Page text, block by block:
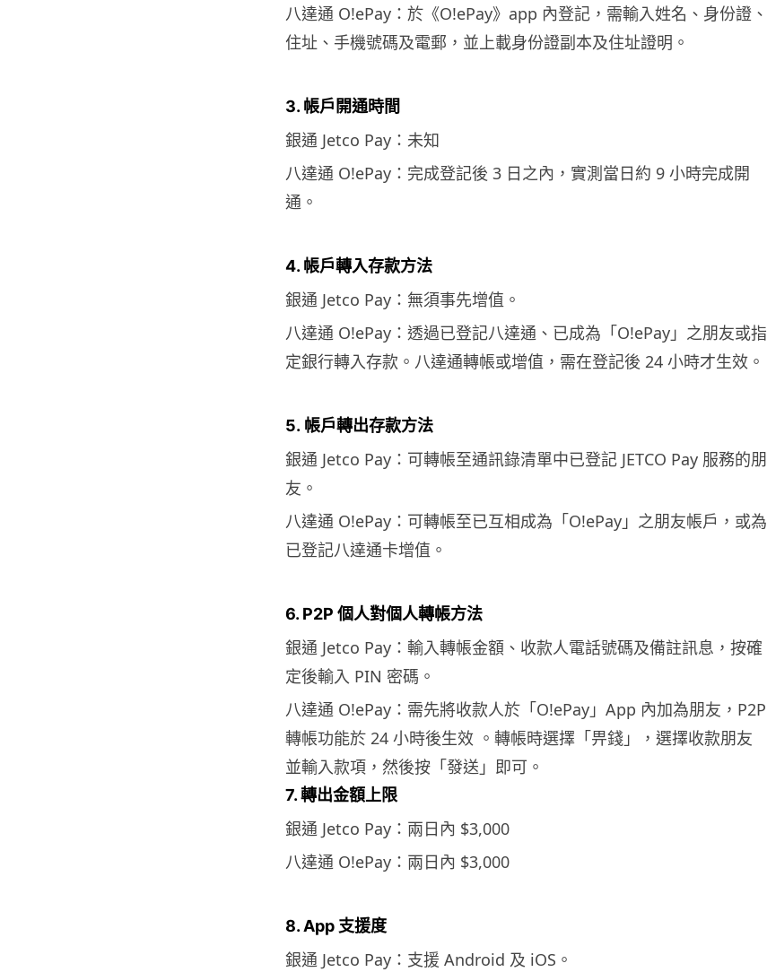
八達通 O!ePay：於《O!ePay》app 內登記，需輸入姓名、身份證、
住址、手機號碼及電郵，並上載身份證副本及住址證明。
3. 帳戶開通時間
銀通 Jetco Pay：未知
八達通 O!ePay：完成登記後 3 日之內，實測當日約 9 小時完成開
通。
4. 帳戶轉入存款方法
銀通 Jetco Pay：無須事先增值。
八達通 O!ePay：透過已登記八達通、已成為「O!ePay」之朋友或指
定銀行轉入存款。八達通轉帳或增值，需在登記後 24 小時才生效。
5. 帳戶轉出存款方法
銀通 Jetco Pay：可轉帳至通訊錄清單中已登記 JETCO Pay 服務的朋
友。
八達通 O!ePay：可轉帳至已互相成為「O!ePay」之朋友帳戶，或為
已登記八達通卡增值。
6. P2P 個人對個人轉帳方法
銀通 Jetco Pay：輸入轉帳金額、收款人電話號碼及備註訊息，按確
定後輸入 PIN 密碼。
八達通 O!ePay：需先將收款人於「O!ePay」App 內加為朋友，P2P
轉帳功能於 24 小時後生效 。轉帳時選擇「畀錢」，選擇收款朋友
並輸入款項，然後按「發送」即可。
7. 轉出金額上限
銀通 Jetco Pay：兩日內 $3,000
八達通 O!ePay：兩日內 $3,000
8. App 支援度
銀通 Jetco Pay：支援 Android 及 iOS。